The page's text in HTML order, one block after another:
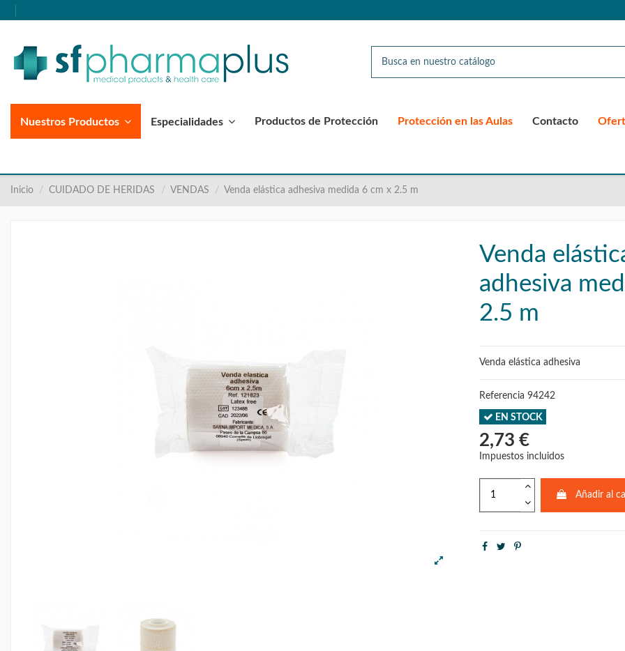
Nuestros Productos Especialidades Productos de Protección Protección en las Aulas Contacto
Inicio CUIDADO DE HERIDAS VENDAS Venda elástica adhesiva medida 6 cm x 2.5 m
Venda
adhesiva
2.5 m
Venda elástica adhesiva
Referencia 94242
EN STOCK
2,73 €
Impuestos incluidos
Añadir al